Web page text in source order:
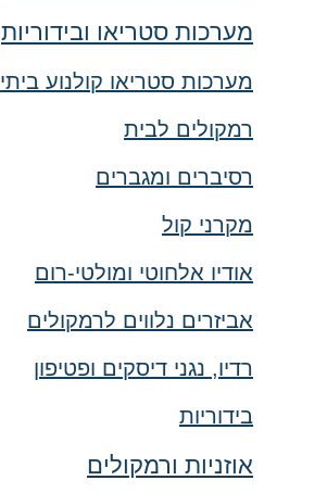
מערכות סטריאו ובידוריות
מערכות סטריאו קולנוע ביתי
רמקולים לבית
רסיברים ומגברים
מקרני קול
אודיו אלחוטי ומולטי-רום
אביזרים נלווים לרמקולים
רדיו, נגני דיסקים ופטיפון
בידוריות
אוזניות ורמקולים